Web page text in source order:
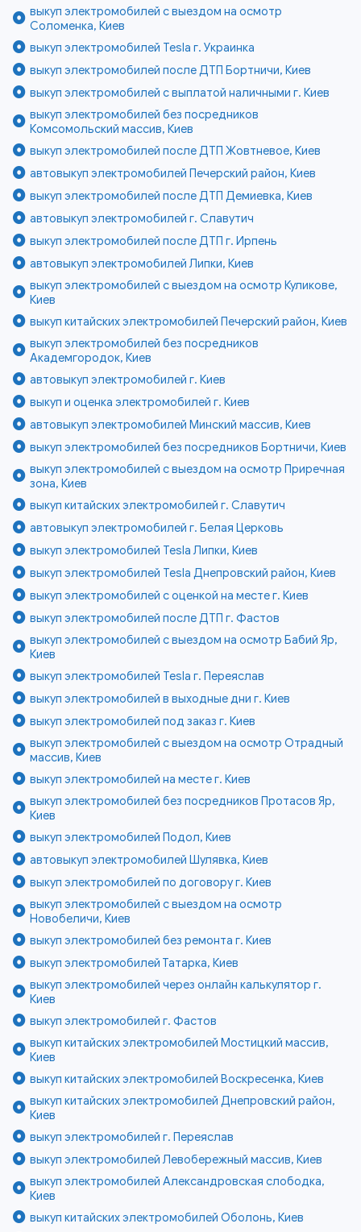
выкуп электромобилей с выездом на осмотр
Соломенка, Киев
выкуп электромобилей Tesla г. Украинка
выкуп электромобилей после ДТП Бортничи, Киев
выкуп электромобилей с выплатой наличными г. Киев
выкуп электромобилей без посредников
Комсомольский массив, Киев
выкуп электромобилей после ДТП Жовтневое, Киев
автовыкуп электромобилей Печерский район, Киев
выкуп электромобилей после ДТП Демиевка, Киев
автовыкуп электромобилей г. Славутич
выкуп электромобилей после ДТП г. Ирпень
автовыкуп электромобилей Липки, Киев
выкуп электромобилей с выездом на осмотр Куликове,
Киев
выкуп китайских электромобилей Печерский район, Киев
выкуп электромобилей без посредников
Академгородок, Киев
автовыкуп электромобилей г. Киев
выкуп и оценка электромобилей г. Киев
автовыкуп электромобилей Минский массив, Киев
выкуп электромобилей без посредников Бортничи, Киев
выкуп электромобилей с выездом на осмотр Приречная
зона, Киев
выкуп китайских электромобилей г. Славутич
автовыкуп электромобилей г. Белая Церковь
выкуп электромобилей Tesla Липки, Киев
выкуп электромобилей Tesla Днепровский район, Киев
выкуп электромобилей с оценкой на месте г. Киев
выкуп электромобилей после ДТП г. Фастов
выкуп электромобилей с выездом на осмотр Бабий Яр,
Киев
выкуп электромобилей Tesla г. Переяслав
выкуп электромобилей в выходные дни г. Киев
выкуп электромобилей под заказ г. Киев
выкуп электромобилей с выездом на осмотр Отрадный
массив, Киев
выкуп электромобилей на месте г. Киев
выкуп электромобилей без посредников Протасов Яр,
Киев
выкуп электромобилей Подол, Киев
автовыкуп электромобилей Шулявка, Киев
выкуп электромобилей по договору г. Киев
выкуп электромобилей с выездом на осмотр
Новобеличи, Киев
выкуп электромобилей без ремонта г. Киев
выкуп электромобилей Татарка, Киев
выкуп электромобилей через онлайн калькулятор г.
Киев
выкуп электромобилей г. Фастов
выкуп китайских электромобилей Мостицкий массив,
Киев
выкуп китайских электромобилей Воскресенка, Киев
выкуп китайских электромобилей Днепровский район,
Киев
выкуп электромобилей г. Переяслав
выкуп электромобилей Левобережный массив, Киев
выкуп электромобилей Александровская слободка,
Киев
выкуп китайских электромобилей Оболонь, Киев